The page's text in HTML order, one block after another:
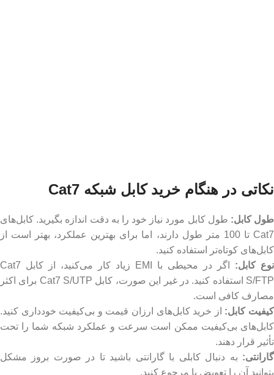
نکاتی در هنگام خرید کابل شبکه Cat7
طول کابل: طول کابل مورد نیاز خود را به دقت اندازه بگیرید. کابل‌های
Cat7 تا 100 متر طول دارند، اما برای بهترین عملکرد، بهتر است از
کابل‌های کوتاه‌تر استفاده کنید.
نوع کابل:
اگر در محیطی با EMI زیاد کار می‌کنید، از کابل Cat7
S/FTP استفاده کنید. در غیر این صورت، کابل Cat7 S/UTP برای اکثر
مصارف کافی است.
کیفیت کابل: از خرید کابل‌های ارزان قیمت و بی‌کیفیت خودداری کنید.
کابل‌های بی‌کیفیت ممکن است سرعت و عملکرد شبکه شما را تحت
تأثیر قرار دهند.
گارانتی: به دنبال کابلی با گارانتی باشید تا در صورت بروز مشکل
بتوانید آن را تعویض یا مرجوع کنید.